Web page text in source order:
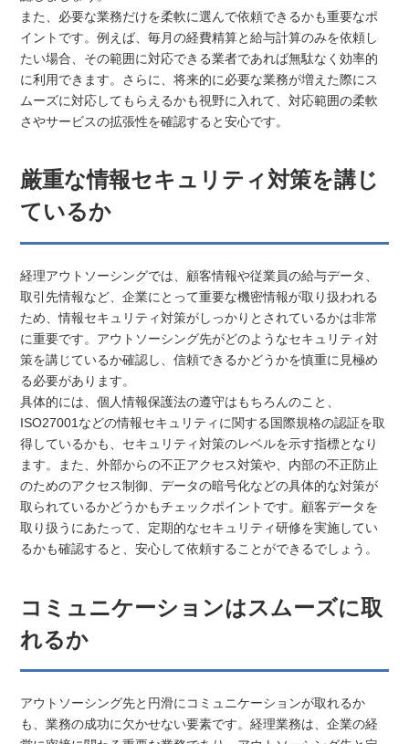
また、必要な業務だけを柔軟に選んで依頼できるかも重要なポ
イントです。例えば、毎月の経費精算と給与計算のみを依頼し
たい場合、その範囲に対応できる業者であれば無駄なく効率的
に利用できます。さらに、将来的に必要な業務が増えた際にス
ムーズに対応してもらえるかも視野に入れて、対応範囲の柔軟
さやサービスの拡張性を確認すると安心です。
厳重な情報セキュリティ対策を講じ
ているか
経理アウトソーシングでは、顧客情報や従業員の給与データ、
取引先情報など、企業にとって重要な機密情報が取り扱われる
ため、情報セキュリティ対策がしっかりとされているかは非常
に重要です。アウトソーシング先がどのようなセキュリティ対
策を講じているか確認し、信頼できるかどうかを慎重に見極め
る必要があります。
具体的には、個人情報保護法の遵守はもちろんのこと、
ISO27001などの情報セキュリティに関する国際規格の認証を取
得しているかも、セキュリティ対策のレベルを示す指標となり
ます。また、外部からの不正アクセス対策や、内部の不正防止
のためのアクセス制御、データの暗号化などの具体的な対策が
取られているかどうかもチェックポイントです。顧客データを
取り扱うにあたって、定期的なセキュリティ研修を実施してい
るかも確認すると、安心して依頼することができるでしょう。
コミュニケーションはスムーズに取
れるか
アウトソーシング先と円滑にコミュニケーションが取れるか
も、業務の成功に欠かせない要素です。経理業務は、企業の経